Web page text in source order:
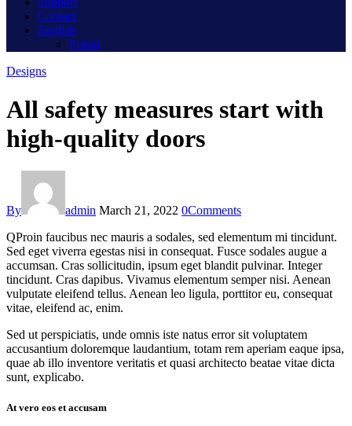
Contact
English
Polski
Designs
All safety measures start with
high-quality doors
By admin March 21, 2022 0Comments
QProin faucibus nec mauris a sodales, sed elementum mi tincidunt.
Sed eget viverra egestas nisi in consequat. Fusce sodales augue a
accumsan. Cras sollicitudin, ipsum eget blandit pulvinar. Integer
tincidunt. Cras dapibus. Vivamus elementum semper nisi. Aenean
vulputate eleifend tellus. Aenean leo ligula, porttitor eu, consequat
vitae, eleifend ac, enim.
Sed ut perspiciatis, unde omnis iste natus error sit voluptatem
accusantium doloremque laudantium, totam rem aperiam eaque ipsa,
quae ab illo inventore veritatis et quasi architecto beatae vitae dicta
sunt, explicabo.
At vero eos et accusam